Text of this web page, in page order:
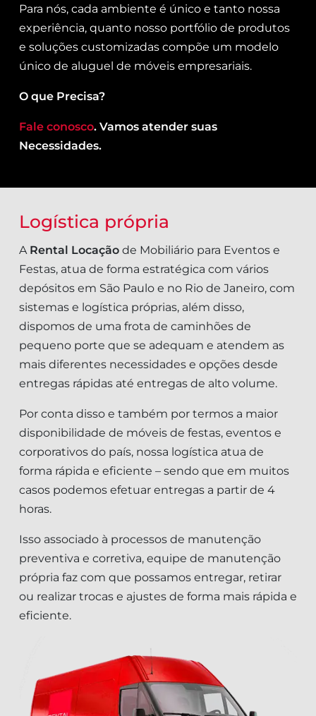
Para nós, cada ambiente é único e tanto nossa
experiência, quanto nosso portfólio de produtos
e soluções customizadas compõe um modelo
único de aluguel de móveis empresariais.
O que Precisa?
Fale conosco. Vamos atender suas
Necessidades.
Logística própria
A Rental Locação de Mobiliário para Eventos e
Festas, atua de forma estratégica com vários
depósitos em São Paulo e no Rio de Janeiro, com
sistemas e logística próprias, além disso,
dispomos de uma frota de caminhões de
pequeno porte que se adequam e atendem as
mais diferentes necessidades e opções desde
entregas rápidas até entregas de alto volume.
Por conta disso e também por termos a maior
disponibilidade de móveis de festas, eventos e
corporativos do país, nossa logística atua de
forma rápida e eficiente – sendo que em muitos
casos podemos efetuar entregas a partir de 4
horas.
Isso associado à processos de manutenção
preventiva e corretiva, equipe de manutenção
própria faz com que possamos entregar, retirar
ou realizar trocas e ajustes de forma mais rápida e
eficiente.